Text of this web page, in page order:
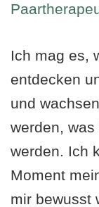
Ich mag es,
entdecken
und
werden,
werden. Ich
Moment
mir bewusst